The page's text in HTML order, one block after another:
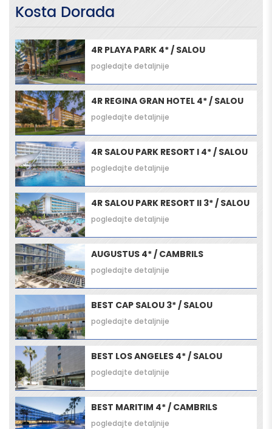
Kosta Dorada
4R PLAYA PARK 4* / SALOU
pogledajte detaljnije
4R REGINA GRAN HOTEL 4* / SALOU
pogledajte detaljnije
4R SALOU PARK RESORT I 4* / SALOU
pogledajte detaljnije
4R SALOU PARK RESORT II 3* / SALOU
pogledajte detaljnije
AUGUSTUS 4* / CAMBRILS
pogledajte detaljnije
BEST CAP SALOU 3* / SALOU
pogledajte detaljnije
BEST LOS ANGELES 4* / SALOU
pogledajte detaljnije
BEST MARITIM 4* / CAMBRILS
pogledajte detaljnije